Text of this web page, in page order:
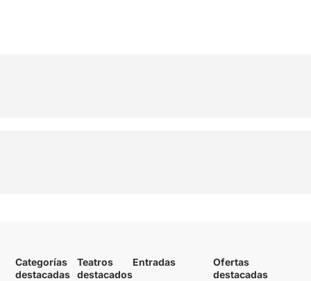
Categorías
destacadas
Teatros
destacados
Entradas
Ofertas
destacadas